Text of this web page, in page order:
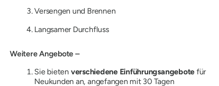
Versengen und Brennen
Langsamer Durchfluss
Weitere Angebote –
Sie bieten verschiedene Einführungsangebote für
Neukunden an, angefangen mit 30 Tagen